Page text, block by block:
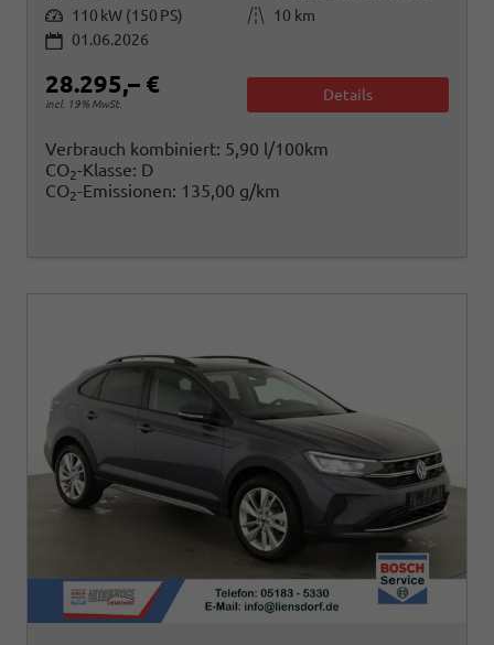
Leistung 110 kW (150 PS) Kilometerstand
10 km
01.06.2026
28.295,– €
incl. 19% MwSt.
Details
Verbrauch kombiniert: 5,90 l/100km
CO2-Klasse: D
CO2-Emissionen: 135,00 g/km